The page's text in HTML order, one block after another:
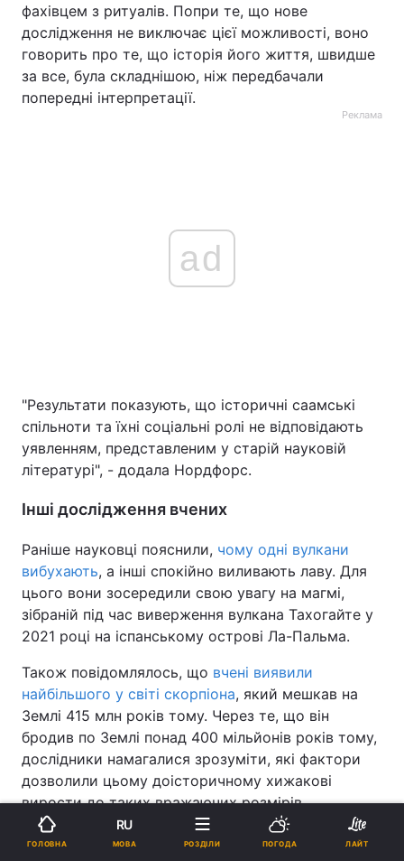
фахівцем з ритуалів. Попри те, що нове
дослідження не виключає цієї можливості, воно
говорить про те, що історія його життя, швидше
за все, була складнішою, ніж передбачали
попередні інтерпретації.
Реклама
ad
"Результати показують, що історичні саамські
спільноти та їхні соціальні ролі не відповідають
уявленням, представленим у старій науковій
літературі", - додала Нордфорс.
Інші дослідження вчених
Раніше науковці пояснили, чому одні вулкани
вибухають, а інші спокійно виливають лаву. Для
цього вони зосередили свою увагу на магмі,
зібраній під час виверження вулкана Тахогайте у
2021 році на іспанському острові Ла-Пальма.
Також повідомлялось, що вчені виявили
найбільшого у світі скорпіона, який мешкав на
Землі 415 млн років тому. Через те, що він
бродив по Землі понад 400 мільйонів років тому,
дослідники намагалися зрозуміти, які фактори
дозволили цьому доісторичному хижакові
вирости до таких вражаючих розмірів.
Реклама
ГОЛОВНА
RU
МОВА РОЗДІЛИ ПОГОДА ЛАЙТ